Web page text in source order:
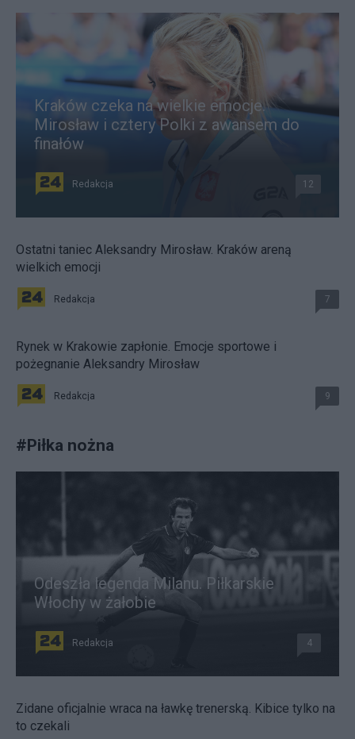
Kraków czeka na wielkie emocje.
Mirosław i cztery Polki z awansem do
finałów
Redakcja 12
Ostatni taniec Aleksandry Mirosław. Kraków areną
wielkich emocji
Redakcja 7
Rynek w Krakowie zapłonie. Emocje sportowe i
pożegnanie Aleksandry Mirosław
Redakcja 9
#Piłka nożna
Odeszła legenda Milanu. Piłkarskie
Włochy w żałobie
Redakcja 4
Zidane oficjalnie wraca na ławkę trenerską. Kibice tylko na
to czekali